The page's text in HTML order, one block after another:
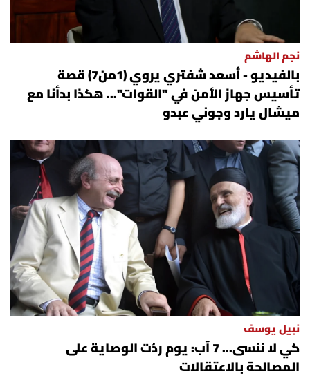
نجم الهاشم
بالفيديو - أسعد شفتري يروي (1من7) قصة
تأسيس جهاز الأمن في "القوات"... هكذا بدأنا مع
ميشال يارد وجوني عبدو
نبيل يوسف
كي لا ننسى... 7 آب: يوم ردّت الوصاية على
المصالحة بالاعتقالات